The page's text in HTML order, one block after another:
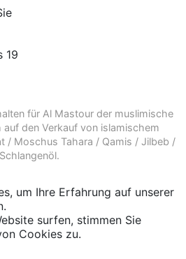
19
für Al Mastour der muslimische
auf den Verkauf von islamischem
/ Moschus Tahara / Qamis / Jilbeb /
Schlangenöl.
um Ihre Erfahrung auf unserer
surfen, stimmen Sie
Cookies zu.